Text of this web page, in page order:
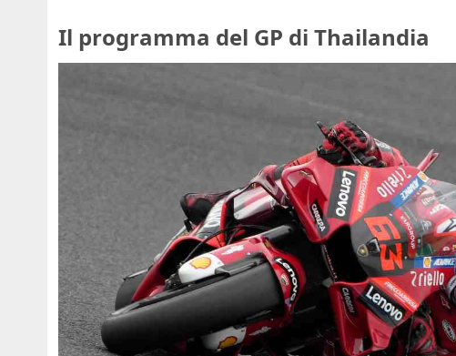
Il programma del GP di Thailandia